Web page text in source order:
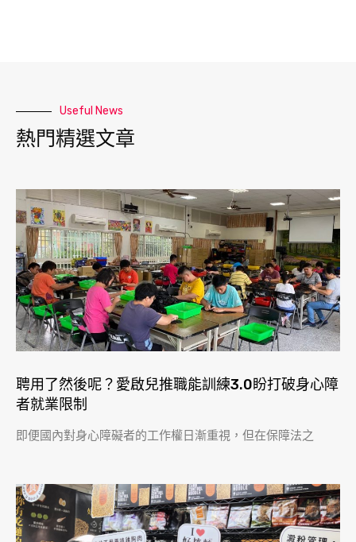
Useful News
熱門精選文章
聘用了然後呢？愛啟兒推職能訓練3.0盼打破身心障
者就業限制
即便國內對身心障礙者的工作權日漸重視，但在保障法之